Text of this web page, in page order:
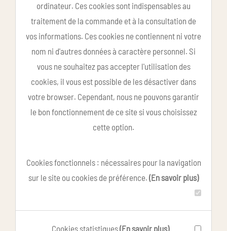
ordinateur. Ces cookies sont indispensables au
traitement de la commande et à la consultation de
vos informations. Ces cookies ne contiennent ni votre
nom ni d'autres données à caractère personnel. Si
vous ne souhaitez pas accepter l'utilisation des
cookies, il vous est possible de les désactiver dans
votre browser. Cependant, nous ne pouvons garantir
le bon fonctionnement de ce site si vous choisissez
cette option.
Cookies fonctionnels : nécessaires pour la navigation
sur le site ou cookies de préférence. (En savoir plus)
Cookies statistiques(En savoir plus)